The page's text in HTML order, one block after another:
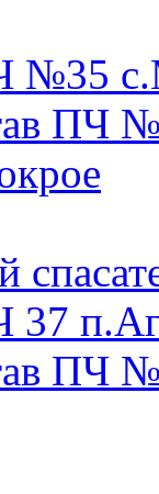
№35
ПЧ
37
ПЧ